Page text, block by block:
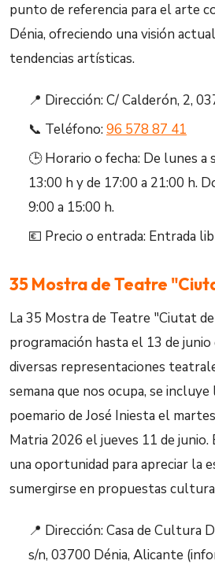
punto de referencia para el arte
Dénia, ofreciendo una visión
tendencias artísticas.
📍 Dirección: C/ Calderón, 2,
📞 Teléfono:96 578 87 41
🕒 Horario o fecha: De lunes a
13:00 h y de 17:00 a 21:00 h.
9:00 a 15:00 h.
💶 Precio o entrada: Entrada
35 Mostra de Teatre
La 35 Mostra de Teatre "Ciutat
programación hasta el 13 de
diversas representaciones
semana que nos ocupa, se
poemario de José Iniesta el
Matria 2026 el jueves 11 de
una oportunidad para apreciar la
sumergirse en propuestas
📍 Dirección: Casa de Cultura
s/n, 03700 Dénia, Alicante